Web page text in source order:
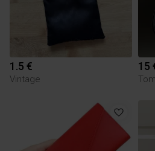
1.5 €
Vintage
15